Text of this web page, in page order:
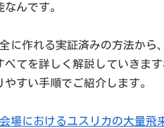
んです。
に作れる実証済みの方法から
てを詳しく解説していきま
すい手順でご紹介します。
場におけるユスリカの大量飛